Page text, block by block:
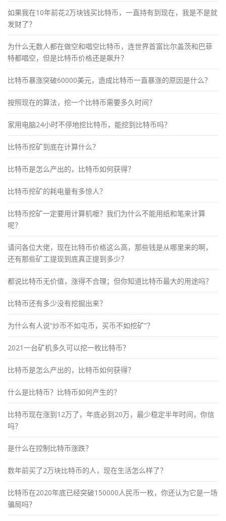
如果我在10年前花2万块钱买比特币，一直持有到现在，我是不是就
发财了？
为什么无数人都在做空和唱空比特币，连世界首富比尔盖茨和巴菲
特都唱空，但是比特币价格还是飙升？
比特币暴涨突破60000美元，造成比特币一直暴涨的原因是什么？
按照现在的算法，挖一个比特币需要多久时间？
家用电脑24小时不停地挖比特币，能挖到比特币吗？
比特币挖矿到底在计算什么？
比特币是怎么产出的，比特币如何获得？
比特币挖矿的耗电量有多惊人？
比特币挖矿一定要用计算机嚒？我们为什么不能用纸和笔来计算
呢？
请问各位大佬，现在比特币价格这么高，那些钱是从哪里来的啊，
还有那些矿工提现到底真正提到多少？
都说比特币无价值，涨得不合理；但你知道比特币最大的用途吗？
比特币还有多少没有挖掘出来？
为什么有人说“炒币不如屯币，买币不如挖矿”？
2021一台矿机多久可以挖一枚比特币？
比特币是怎么产出的，比特币如何获得？
什么是比特币？比特币如何产生的？
比特币现在涨到12万了，年底必到20万，最少稳定半年时间，你信
吗？
是什么在控制比特币涨跌？
数年前买了2万块比特币的人，现在生活怎么样了？
比特币在2020年底已经突破150000人民币一枚，你还认为它是一场
骗局吗？